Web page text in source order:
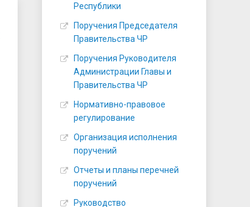
Республики
Поручения Председателя
Правительства ЧР
Поручения Руководителя
Администрации Главы и
Правительства ЧР
Нормативно-правовое
регулирование
Организация исполнения
поручений
Отчеты и планы перечней
поручений
Руководство